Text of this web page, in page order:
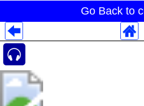
Go Back to
Despliegues Analytics
Despliegues Totales
Despliegues por Rubros